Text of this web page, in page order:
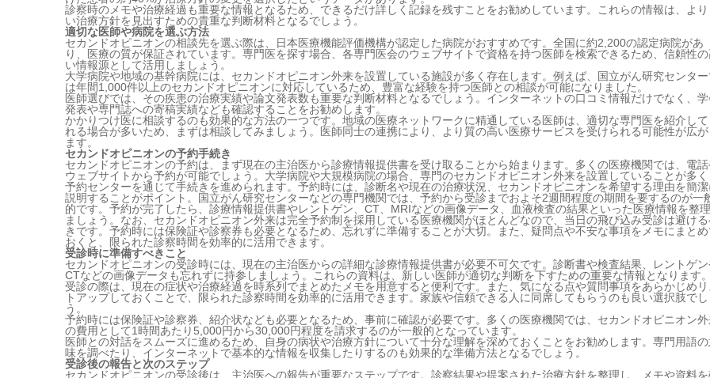
診察時のメモや治療経過も重要な情報となるため、できるだけ詳しく記録を残すことをお勧めしています。これらの情報は、よ
い治療方針を見出すための貴重な判断材料となるでしょう。
適切な医師や病院を選ぶ方法
セカンドオピニオンの相談先を選ぶ際は、日本医療機能評価機構が認定した病院がおすすめです。全国に約2,200の認定病院があ
り、医療の質が保証されています。専門医を探す場合、各専門医会のウェブサイトで資格を持つ医師を検索できるため、信頼性
い情報源として活用しましょう。
大学病院や地域の基幹病院には、セカンドオピニオン外来を設置している施設が多く存在します。例えば、国立がん研究センタ
は年間1,000件以上のセカンドオピニオンに対応しているため、豊富な経験を持つ医師との相談が可能になりました。
医師選びでは、その疾患の治療実績や論文発表数も重要な判断材料となるでしょう。インターネットの口コミ情報だけでなく、
発表や専門誌への寄稿実績なども確認することをお勧めします。
かかりつけ医に相談するのも効果的な方法の一つです。地域の医療ネットワークに精通している医師は、適切な専門医を紹介し
れる場合が多いため、まずは相談してみましょう。医師同士の連携により、より質の高い医療サービスを受けられる可能性が広
ます。
セカンドオピニオンの予約手続き
セカンドオピニオンの予約は、まず現在の主治医から診療情報提供書を受け取ることから始まります。多くの医療機関では、電
ウェブサイトから予約が可能でしょう。大学病院や大規模病院の場合、専門のセカンドオピニオン外来を設置していることが多
予約センターを通じて手続きを進められます。予約時には、診断名や現在の治療状況、セカンドオピニオンを希望する理由を簡
説明することがポイント。国立がん研究センターなどの専門機関では、予約から受診までおよそ2週間程度の期間を要するのが一
的です。予約が完了したら、診療情報提供書やレントゲン、CT、MRIなどの画像データ、血液検査の結果といった医療情報を整
ましょう。なお、セカンドオピニオン外来は完全予約制を採用している医療機関がほとんどなので、当日の飛び込み受診は避け
きです。予約時には保険証や診察券も必要となるため、忘れずに準備することが大切。また、疑問点や不安な事項をメモにまと
おくと、限られた診察時間を効率的に活用できます。
受診時に準備すべきこと
セカンドオピニオンの受診時には、現在の主治医からの詳細な診療情報提供書が必要不可欠です。診断書や検査結果、レントゲ
CTなどの画像データも忘れずに持参しましょう。これらの資料は、新しい医師が適切な判断を下すための重要な情報となります
受診の際は、現在の症状や治療経過を時系列でまとめたメモを用意すると便利です。また、気になる点や質問事項をあらかじめ
トアップしておくことで、限られた診察時間を効率的に活用できます。家族や信頼できる人に同席してもらうのも良い選択肢で
う。
予約時には保険証や診察券、紹介状なども必要となるため、事前に確認が必要です。多くの医療機関では、セカンドオピニオン
の費用として1時間あたり5,000円から30,000円程度を請求するのが一般的となっています。
医師との対話をスムーズに進めるため、自身の病状や治療方針について十分な理解を深めておくことをお勧めします。専門用語
味を調べたり、インターネットで基本的な情報を収集したりするのも効果的な準備方法となるでしょう。
受診後の報告と次のステップ
セカンドオピニオンの受診後は、主治医への報告が重要なステップです。診察結果や提案された治療方針を整理し、メモや資料